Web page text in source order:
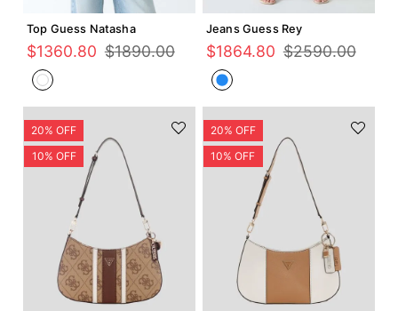
Top Guess Natasha
$1360.80 $1890.00
Jeans Guess Rey
$1864.80 $2590.00